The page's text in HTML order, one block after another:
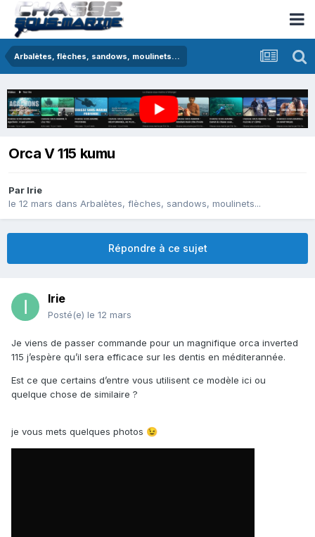
Arbalètes, flèches, sandows, moulinets...
Orca V 115 kumu
Par Irie
le 12 mars dans Arbalètes, flèches, sandows, moulinets...
Répondre à ce sujet
Irie
Posté(e) le 12 mars
Je viens de passer commande pour un magnifique orca inverted
115 j’espère qu’il sera efficace sur les dentis en méditerannée.
Est ce que certains d’entre vous utilisent ce modèle ici ou
quelque chose de similaire ?
je vous mets quelques photos 😉